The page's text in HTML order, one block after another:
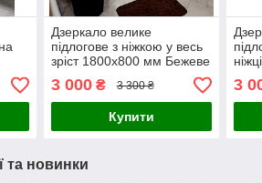
Дзеркало велике
підлогове з ніжкою у весь
зріст 1800x800 мм Бежеве
в рамі на підставці
ростове
3 000₴ 3 300 ₴
Купити
ніжці
3
та новинки